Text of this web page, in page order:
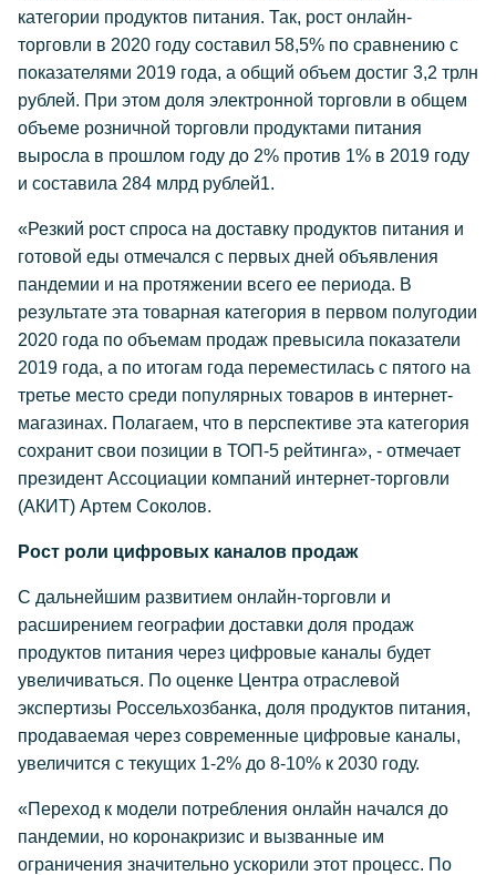
категории продуктов питания. Так, рост онлайн-
торговли в 2020 году составил 58,5% по сравнению с
показателями 2019 года, а общий объем достиг 3,2 трлн
рублей. При этом доля электронной торговли в общем
объеме розничной торговли продуктами питания
выросла в прошлом году до 2% против 1% в 2019 году
и составила 284 млрд рублей1.
«Резкий рост спроса на доставку продуктов питания и
готовой еды отмечался с первых дней объявления
пандемии и на протяжении всего ее периода. В
результате эта товарная категория в первом полугодии
2020 года по объемам продаж превысила показатели
2019 года, а по итогам года переместилась с пятого на
третье место среди популярных товаров в интернет-
магазинах. Полагаем, что в перспективе эта категория
сохранит свои позиции в ТОП-5 рейтинга», - отмечает
президент Ассоциации компаний интернет-торговли
(АКИТ) Артем Соколов.
Рост роли цифровых каналов продаж
С дальнейшим развитием онлайн-торговли и
расширением географии доставки доля продаж
продуктов питания через цифровые каналы будет
увеличиваться. По оценке Центра отраслевой
экспертизы Россельхозбанка, доля продуктов питания,
продаваемая через современные цифровые каналы,
увеличится с текущих 1-2% до 8-10% к 2030 году.
«Переход к модели потребления онлайн начался до
пандемии, но коронакризис и вызванные им
ограничения значительно ускорили этот процесс. По